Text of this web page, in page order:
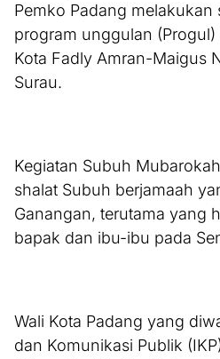
Pemko Padang melakukan
program unggulan (Progul)
Kota Fadly Amran-Maigus
Surau.
Kegiatan Subuh
shalat Subuh berjamaah
Ganangan, terutama yang
bapak dan ibu-ibu pada
Wali Kota Padang yang
dan Komunikasi Publik